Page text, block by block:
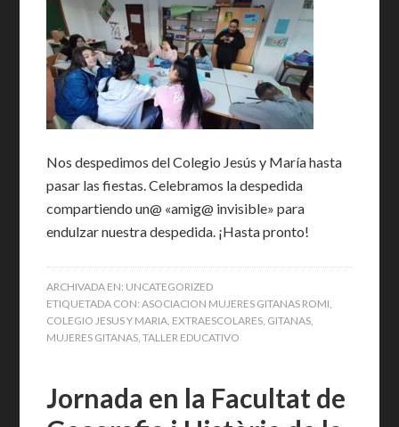
Nos despedimos del Colegio Jesús y María hasta
pasar las fiestas. Celebramos la despedida
compartiendo un@ «amig@ invisible» para
endulzar nuestra despedida. ¡Hasta pronto!
ARCHIVADA EN: UNCATEGORIZED
ETIQUETADA CON:ASOCIACION MUJERES GITANAS ROMI,
COLEGIO JESUS Y MARIA, EXTRAESCOLARES, GITANAS,
MUJERES GITANAS,TALLER EDUCATIVO
Jornada en la Facultat de